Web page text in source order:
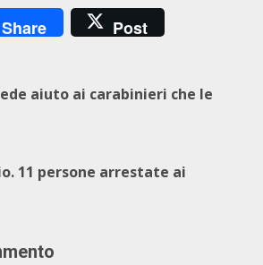
Share Post
aiuto ai carabinieri che le
11 persone arrestate ai